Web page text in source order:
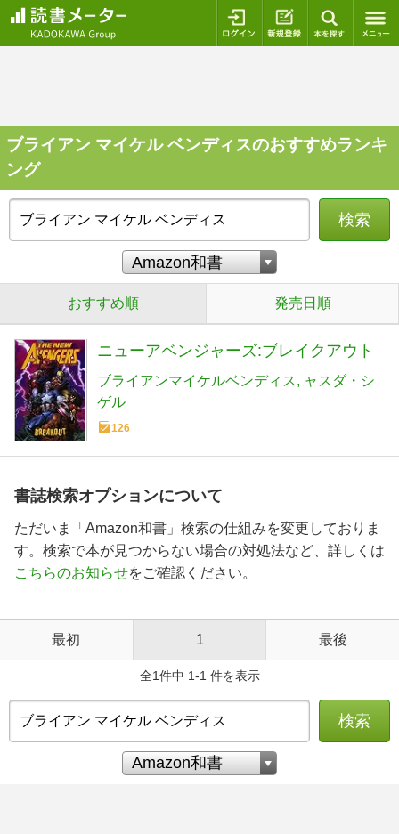
ログイン 新規登録
ブライアン マイケル ベンディスのおすすめランキ
ング
検索
おすすめ順 発売日順
ニューアベンジャーズ:ブレイクアウト
ブライアンマイケルベンディス
ャスダ・シ
ゲル
126
書誌検索オプションについて
ただいま「Amazon和書」検索の仕組みを変更しておりま
す。検索で本が見つからない場合の対処法など、詳しくは
こちらのお知らせをご確認ください。
最初 1 最後
全1件中 1-1 件を表示
検索